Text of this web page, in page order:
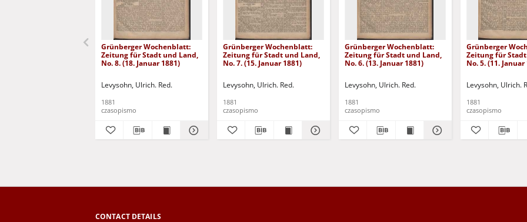
Grünberger Wochenblatt:
Zeitung für Stadt und Land,
No. 8. (18. Januar 1881)
Levysohn, Ulrich. Red.
1881
czasopismo
Grünberger Wochenblatt:
Zeitung für Stadt und Land,
No. 7. (15. Januar 1881)
Levysohn, Ulrich. Red.
1881
czasopismo
Grünberger Wochenblatt:
Zeitung für Stadt und Land,
No. 6. (13. Januar 1881)
Levysohn, Ulrich. Red.
1881
czasopismo
Grünberger
Zeitung für
No. 5. (11. Januar
Levysohn, Ulrich.
1881
czasopismo
CONTACT DETAILS